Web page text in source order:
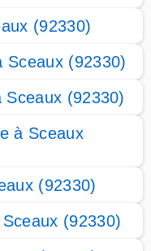
(92330)
Sceaux (92330)
(92330)
à Sceaux
(92330)
(92330)